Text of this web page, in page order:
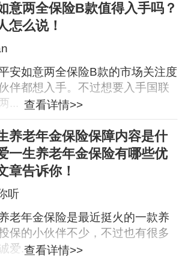
意两全保险B款值得入手吗？
怎么说！
查看详情>>
安如意两全保险B款的市场关注度
伴都想入手。不过想要入手国联
...
养老年金保险保障内容是什
一生养老年金保险有哪些优
章告诉你！
听
查看详情>>
老年金保险是最近挺火的一款养
保的小伙伴不少，不过也有很多
爱...